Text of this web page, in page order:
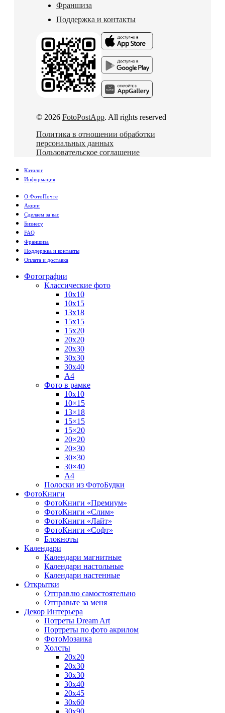
Франшиза
Поддержка и контакты
© 2026 FotoPostApp. All rights reserved
Политика в отношении обработки
персональных данных
Пользовательское соглашение
Каталог
Информация
О ФотоПочте
Акции
Сделаем за вас
Бизнесу
FAQ
Франшиза
Поддержка и контакты
Оплата и доставка
Фотографии
Классические фото
10х10
10х15
13х18
15х15
15х20
20х20
20х30
30х30
30х40
А4
Фото в рамке
10х10
10×15
13×18
15×15
15×20
20×20
20×30
30×30
30×40
A4
Полоски из ФотоБудки
ФотоКниги
ФотоКниги «Премиум»
ФотоКниги «Слим»
ФотоКниги «Лайт»
ФотоКниги «Софт»
Блокноты
Календари
Календари магнитные
Календари настольные
Календари настенные
Открытки
Отправлю самостоятельно
Отправьте за меня
Декор Интерьера
Потреты Dream Art
Портреты по фото акрилом
ФотоМозаика
Холсты
20х20
20х30
30х30
30х40
20х45
30х60
30х90